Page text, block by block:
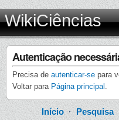
WikiCiências
Autenticação
Precisa de autenticar-se para
Voltar para Página principal .
Início · Pesquisa